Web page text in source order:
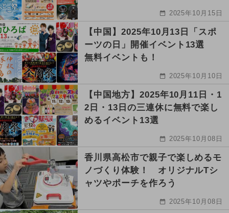
2025年10月15日
【中国】2025年10月13日「スポ
ーツの日」開催イベント13選
無料イベントも！
2025年10月10日
【中国地方】2025年10月11日・1
2日・13日の三連休に無料で楽し
めるイベント13選
2025年10月08日
香川県高松市で親子で楽しめるモ
ノづくり体験！ オリジナルTシ
ャツやポーチを作ろう
2025年10月08日